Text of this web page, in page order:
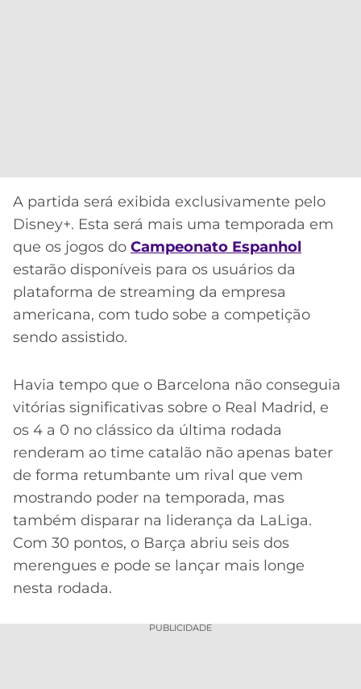
Acesse o perfil do autor
no Twitter
A partida será exibida exclusivamente pelo
Disney+. Esta será mais uma temporada em
que os jogos do Campeonato Espanhol
estarão disponíveis para os usuários da
plataforma de streaming da empresa
americana, com tudo sobe a competição
sendo assistido.
Havia tempo que o Barcelona não conseguia
vitórias significativas sobre o Real Madrid, e
os 4 a 0 no clássico da última rodada
renderam ao time catalão não apenas bater
de forma retumbante um rival que vem
mostrando poder na temporada, mas
também disparar na liderança da LaLiga.
Com 30 pontos, o Barça abriu seis dos
merengues e pode se lançar mais longe
nesta rodada.
PUBLICIDADE